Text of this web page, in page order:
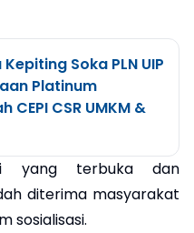
Soka PLN UIP
Platinum
CSR UMKM &
yang terbuka dan
diterima masyarakat
sosialisasi.